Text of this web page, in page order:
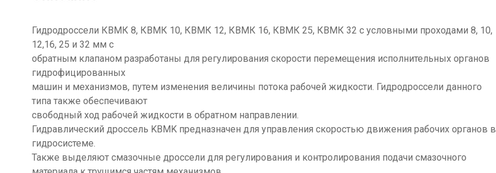
Гидродроссели КВМК 8, КВМК 10, КВМК 12, КВМК 16, КВМК 25, КВМК 32 с условными проходами 8, 10,
12,16, 25 и 32 мм с
обратным клапаном разработаны для регулирования скорости перемещения исполнительных органов
гидрофицированных
машин и механизмов, путем изменения величины потока рабочей жидкости. Гидродроссели данного
типа также обеспечивают
свободный ход рабочей жидкости в обратном направлении.
Гидравлический дроссель KBMK предназначен для управления скоростью движения рабочих органов в
гидросистеме.
Также выделяют смазочные дроссели для регулирования и контролирования подачи смазочного